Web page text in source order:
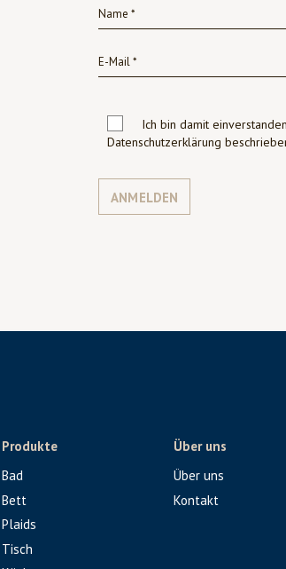
Ich bin damit
Datenschutzerklärung
ANMELDEN
Produkte
Bad
Bett
Plaids
Tisch
Über uns
Über uns
Kontakt